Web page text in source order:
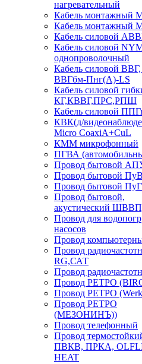
нагревательный
Кабель монтажный
Кабель
Кабель силовой
Кабель силовой
однопроволочный
Кабель силовой
ВВГбм-Пнг(А)-LS
Кабель силовой
КГ,КВВГ,ПРС,РПШ
Кабель силовой
КВК(д/
Micro CoaxiA+CuL
КММ микрофонный
ПГВА
Провод бытовой
Провод бытовой
Провод бытовой
Провод бытовой,
акустический
Провод для
насосов
Провод
Провод
RG,САТ
Провод
Провод РЕТРО
Провод РЕТРО
Провод РЕТРО
(МЕЗОНИНЪ))
Провод телефонный
Провод
ПВКВ, ПРКА,
HEAT